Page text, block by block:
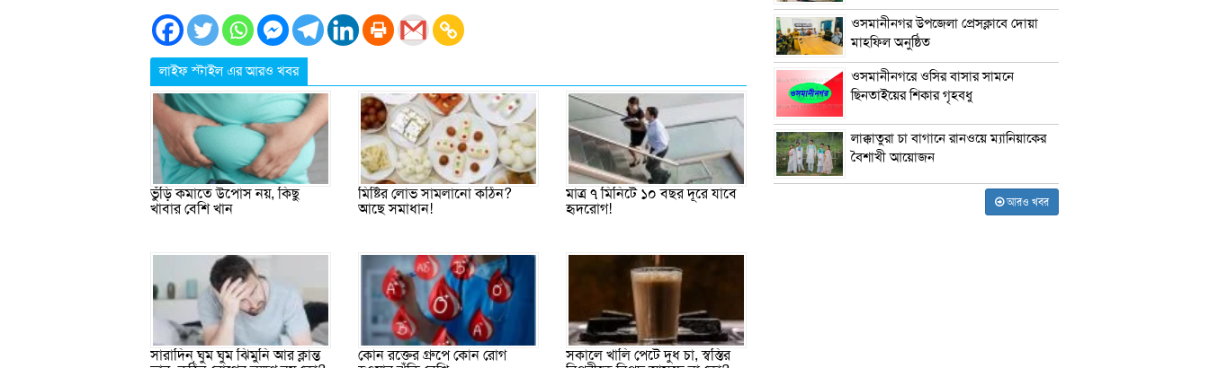
লাইফ স্টাইল এর আরও খবর
ভুঁড়ি কমাতে উপোস নয়, কিছু
খাবার বেশি খান
মিষ্টির লোভ সামলানো কঠিন?
আছে সমাধান!
মাত্র ৭ মিনিটে ১০ বছর দূরে যাবে
হৃদরোগ!
সারাদিন ঘুম ঘুম ঝিমুনি আর ক্লান্ত
কোন রক্তের গ্রুপে কোন রোগ
সকালে খালি পেটে দুধ চা, স্বস্তির
ওসমানীনগর উপজেলা প্রেসক্লাবে দোয়া
মাহফিল অনুষ্ঠিত
ওসমানীনগরে ওসির বাসার সামনে
ছিনতাইয়ের শিকার গৃহবধু
লাক্কাতুরা চা বাগানে রানওয়ে ম্যানিয়াকের
বৈশাখী আয়োজন
আরও খবর